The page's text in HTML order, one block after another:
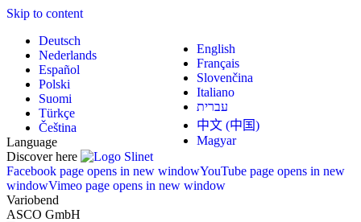
Skip to content
Deutsch
English
Nederlands
Français
Español
Slovenčina
Polski
Italiano
Suomi
עברית
Türkçe
中文 (中国)
Čeština
Magyar
Language
Discover here
Facebook page opens in new windowYouTube page opens in new
windowVimeo page opens in new window
Variobend
ASCO GmbH